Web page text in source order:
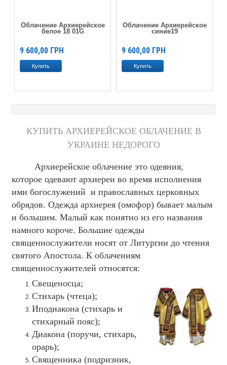
Облачение Архиерейское
белое 18 01G
9 600,00 ГРН
Облачение Архиерейское
синие19
9 600,00 ГРН
КУПИТЬ АРХИЕРЕЙСКОЕ ОБЛАЧЕНИЕ В
УКРАИНЕ НЕДОРОГО
Архиерейское облачение это одеяния,
которое одевают архиереи во время исполнения
ими богослужений и православных церковных
обрядов. Одежда архиерея (омофор) бывает малым
и большим. Малый как понятно из его названия
намного короче. Большие одежды
священнослужители носят от Литургии до чтения
святого Апостола. К облачениям
священнослужителей относятся:
Свещеносца;
Стихарь (чтеца);
Иподиакона (стихарь и
стихарный пояс);
Диакона (поручи, стихарь,
орарь);
Священника (подризник,